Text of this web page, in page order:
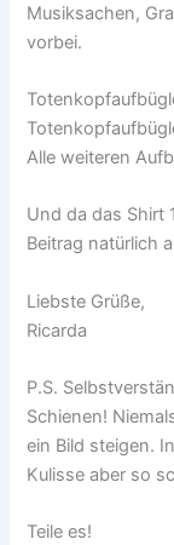
Musiksachen,
vorbei.
Alle weiteren
Und da das Shirt
Beitrag natürlich
Liebste Grüße,
Ricarda
P.S.
Schienen!
ein Bild steigen.
Kulisse aber so
Teile es!